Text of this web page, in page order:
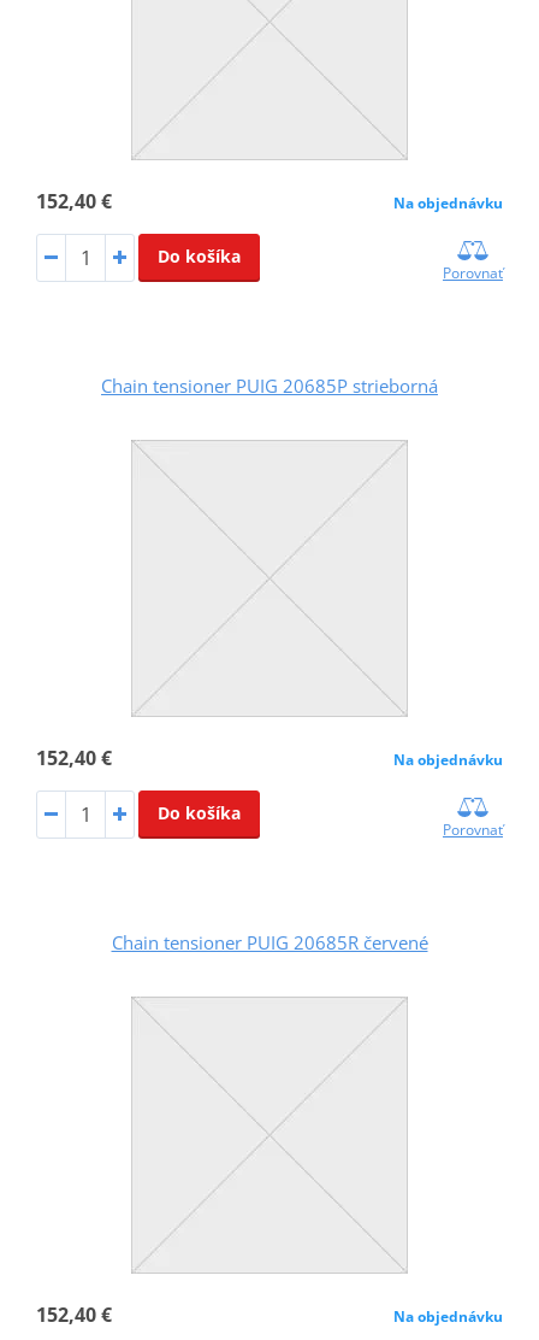
152,40 € Na objednávku
Do košíka
Porovnať
Chain tensioner PUIG 20685P strieborná
152,40 € Na objednávku
Do košíka
Porovnať
Chain tensioner PUIG 20685R červené
152,40 € Na objednávku